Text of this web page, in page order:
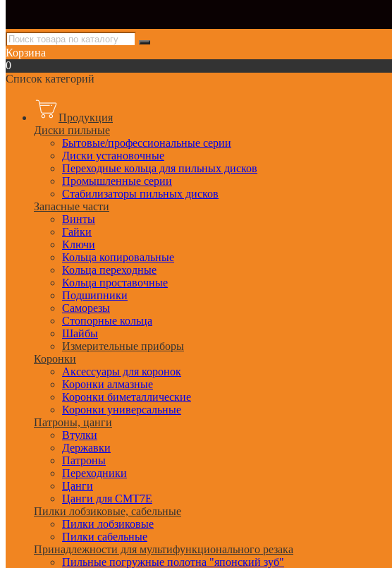
Корзина
0
Список категорий
Продукция
Диски пильные
Бытовые/профессиональные серии
Диски установочные
Переходные кольца для пильных дисков
Промышленные серии
Стабилизаторы пильных дисков
Запасные части
Винты
Гайки
Ключи
Кольца копировальные
Кольца переходные
Кольца проставочные
Подшипники
Саморезы
Стопорные кольца
Шайбы
Измерительные приборы
Коронки
Аксессуары для коронок
Коронки алмазные
Коронки биметаллические
Коронки универсальные
Патроны, цанги
Втулки
Державки
Патроны
Переходники
Цанги
Цанги для CMT7E
Пилки лобзиковые, сабельные
Пилки лобзиковые
Пилки сабельные
Принадлежности для мультифункционального резака
Пильные погружные полотна "японский зуб"